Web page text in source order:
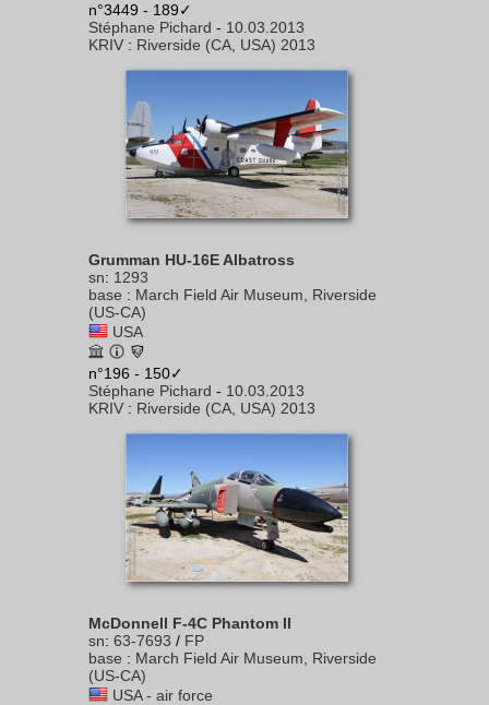
n°3449 - 189✓
Stéphane Pichard - 10.03.2013
KRIV : Riverside (CA, USA) 2013
Grumman HU-16E Albatross
sn: 1293
base : March Field Air Museum, Riverside
(US-CA)
USA
n°196 - 150✓
Stéphane Pichard - 10.03.2013
KRIV : Riverside (CA, USA) 2013
McDonnell F-4C Phantom II
sn: 63-7693 / FP
base : March Field Air Museum, Riverside
(US-CA)
USA - air force